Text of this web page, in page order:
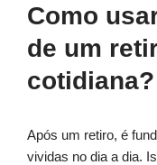
Como
de um
cotidiana?
Após um retiro, é
vividas no dia a dia.